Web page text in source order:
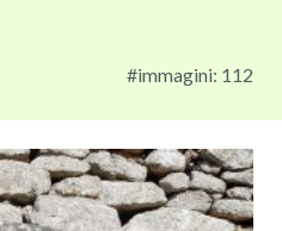
#immagini: 112